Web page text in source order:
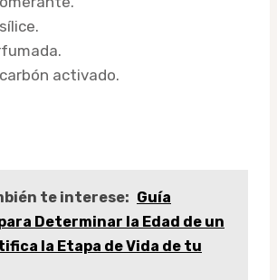
activado.
te interese: Guía
Determinar la Edad de un
la Etapa de Vida de tu